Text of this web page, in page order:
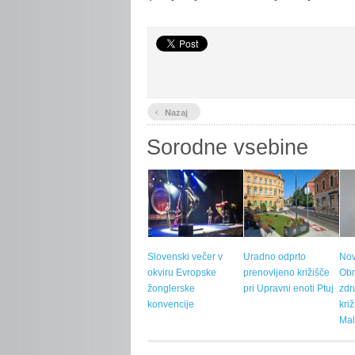
‹ Nazaj
Sorodne vsebine
Slovenski večer v
okviru Evropske
žonglerske
konvencije
Uradno odprto
prenovljeno križišče
pri Upravni enoti Ptuj